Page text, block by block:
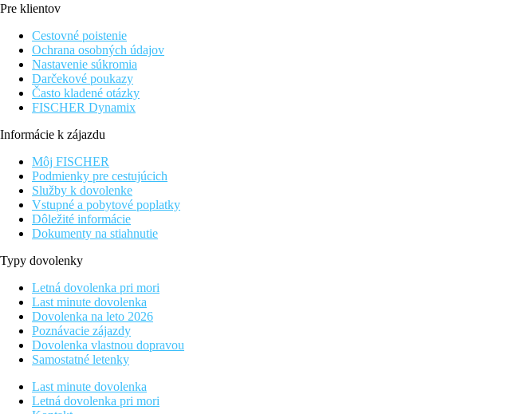
Pre klientov
Cestovné poistenie
Ochrana osobných údajov
Nastavenie súkromia
Darčekové poukazy
Často kladené otázky
FISCHER Dynamix
Informácie k zájazdu
Môj FISCHER
Podmienky pre cestujúcich
Služby k dovolenke
Vstupné a pobytové poplatky
Dôležité informácie
Dokumenty na stiahnutie
Typy dovolenky
Letná dovolenka pri mori
Last minute dovolenka
Dovolenka na leto 2026
Poznávacie zájazdy
Dovolenka vlastnou dopravou
Samostatné letenky
Last minute dovolenka
Letná dovolenka pri mori